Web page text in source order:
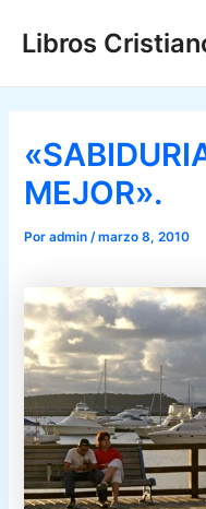
Libros
MEJOR».
Poradmin /marzo 8, 2010